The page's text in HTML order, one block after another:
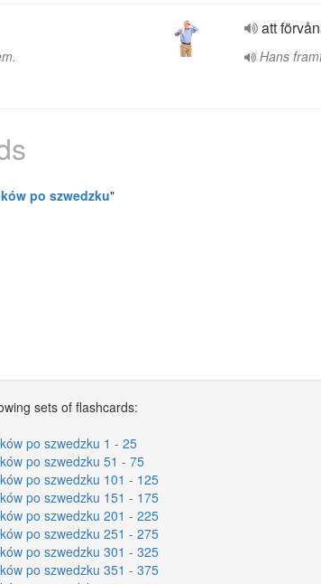
att
Hans
po szwedzku"
sets of flashcards:
po szwedzku 1 - 25
po szwedzku 51 - 75
po szwedzku 101 - 125
po szwedzku 151 - 175
po szwedzku 201 - 225
po szwedzku 251 - 275
po szwedzku 301 - 325
po szwedzku 351 - 375